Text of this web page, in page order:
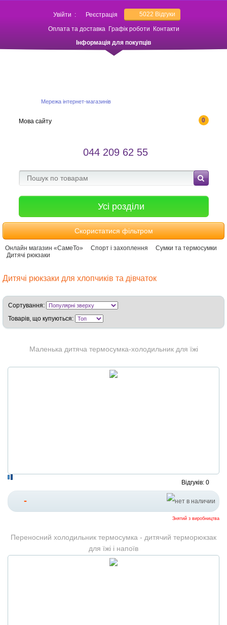
Увійти : Реєстрація 5022 Відгуки
Оплата та доставка Графік роботи
Контакти
Інформація для покупців
Мережа інтернет-магазинів
0
Мова сайту
044 209 62 55
Усі розділи
Скористатися фільтром
Онлайн магазин «СамеТо» Спорт і захоплення
Сумки та термосумки
Дитячі рюкзаки
Дитячі рюкзаки для хлопчиків та дівчаток
Сортування:
Товарів, що купуються:
Маленька дитяча термосумка-холодильник для їжі
Відгуків: 0
-
Знятий з виробництва
Переносний холодильник термосумка - дитячий терморюкзак
для їжі і напоїв